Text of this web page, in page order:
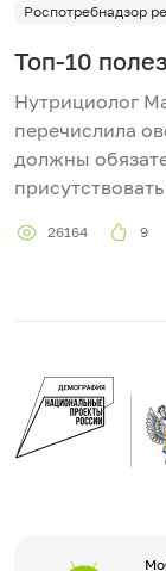
Роспотребнадзор
Топ-10
Нутрициолог
перечислила
должны
26164 9